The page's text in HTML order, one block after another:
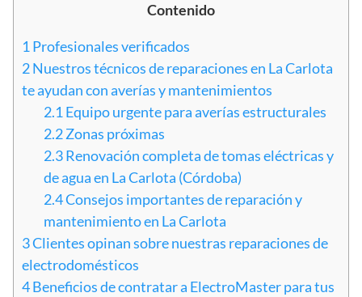
Contenido
1 Profesionales verificados
2Nuestros técnicos de reparaciones en La Carlota
te ayudan con averías y mantenimientos
2.1 Equipo urgente para averías estructurales
2.2Zonas próximas
2.3Renovación completa de tomas eléctricas y
de agua en La Carlota (Córdoba)
2.4Consejos importantes de reparación y
mantenimiento en La Carlota
3Clientes opinan sobre nuestras reparaciones de
electrodomésticos
4Beneficios de contratar a ElectroMaster para tus